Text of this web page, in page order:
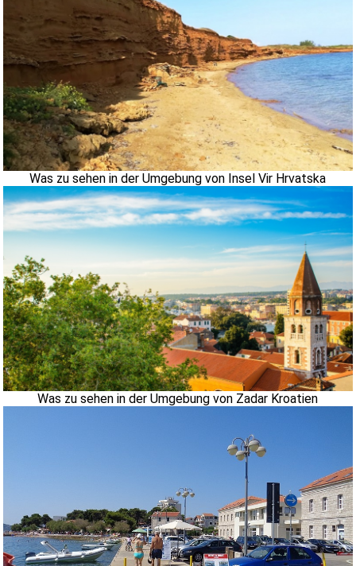
Was zu sehen in der Umgebung von Insel Vir Hrvatska
Was zu sehen in der Umgebung von Zadar Kroatien